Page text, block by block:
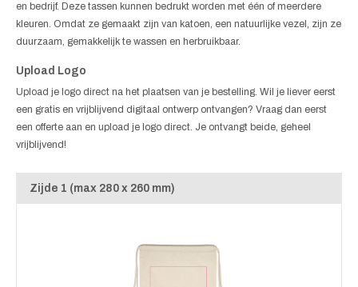
en bedrijf. Deze tassen kunnen bedrukt worden met één of meerdere
kleuren. Omdat ze gemaakt zijn van katoen, een natuurlijke vezel, zijn ze
duurzaam, gemakkelijk te wassen en herbruikbaar.
Upload Logo
Upload je logo direct na het plaatsen van je bestelling. Wil je liever eerst
een gratis en vrijblijvend digitaal ontwerp ontvangen? Vraag dan eerst
een offerte aan en upload je logo direct. Je ontvangt beide, geheel
vrijblijvend!
Zijde 1 (max 280 x 260 mm)